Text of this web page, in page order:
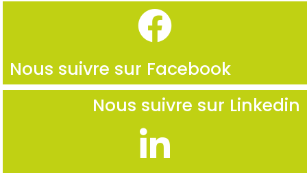
Nous suivre sur Facebook
Nous suivre sur Linkedin